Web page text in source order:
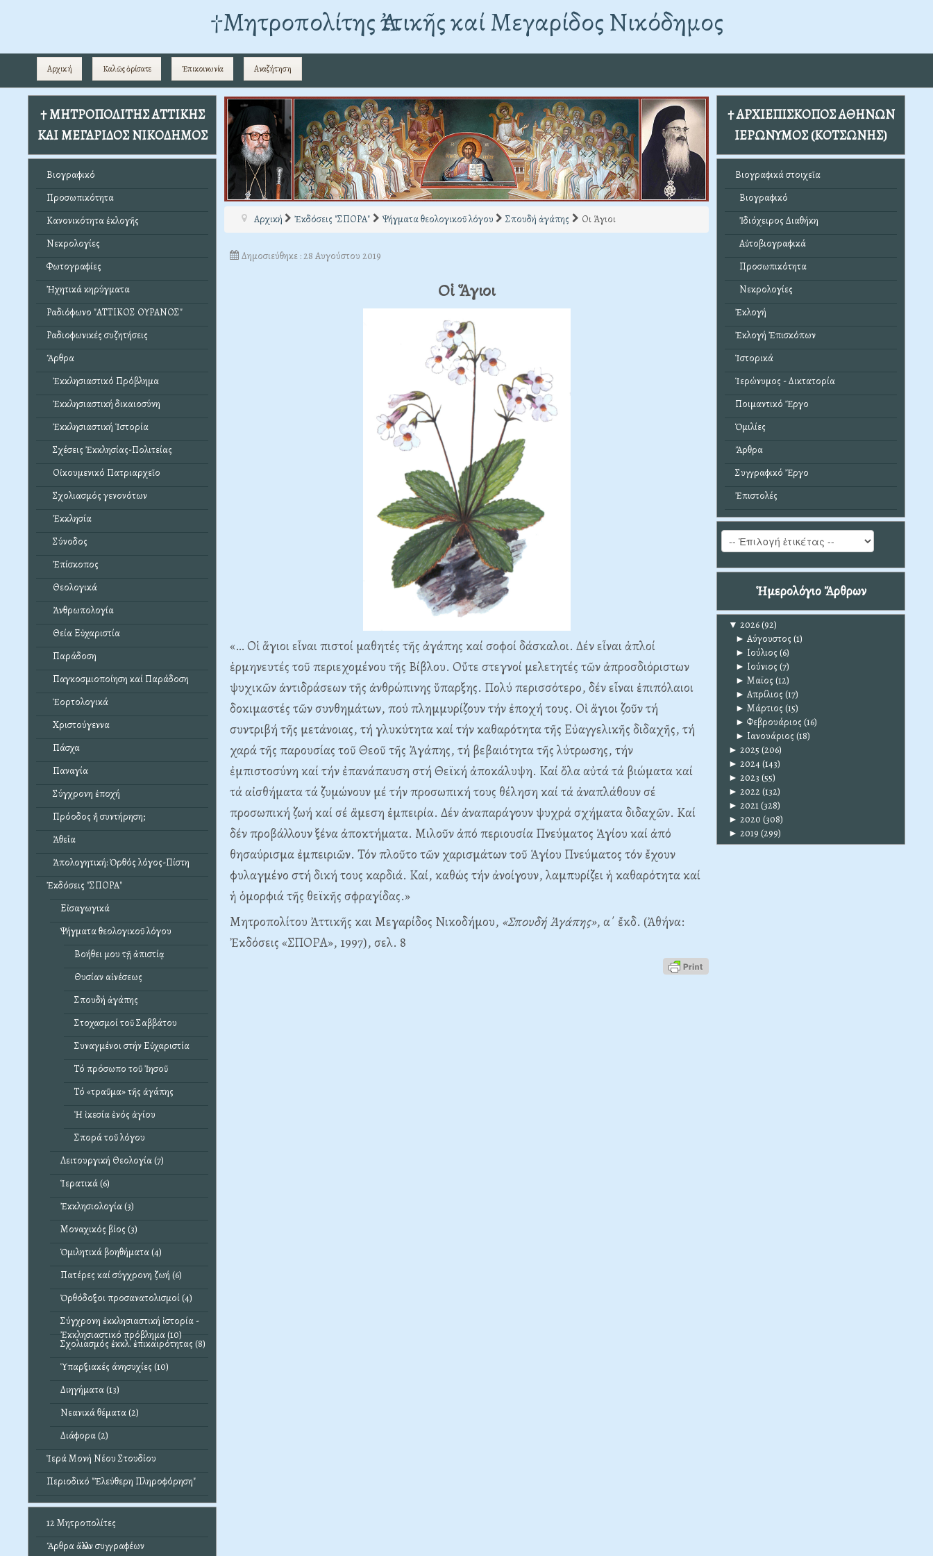
†Mητροπολίτης Ἀττικῆς καί Μεγαρίδος Νικόδημος
Αρχική Καλῶς ὁρίσατε Ἐπικοινωνία Αναζήτηση
† ΜΗΤΡΟΠΟΛΙΤΗΣ ΑΤΤΙΚΗΣ
ΚΑΙ ΜΕΓΑΡΙΔΟΣ ΝΙΚΟΔΗΜΟΣ
Βιογραφικό
Προσωπικότητα
Κανονικότητα ἐκλογῆς
Νεκρολογίες
Φωτογραφίες
Ἠχητικά κηρύγματα
Ραδιόφωνο "ΑΤΤΙΚΟΣ ΟΥΡΑΝΟΣ"
Ραδιοφωνικές συζητήσεις
Ἄρθρα
Ἐκκλησιαστικό Πρόβλημα
Ἐκκλησιαστική δικαιοσύνη
Ἐκκλησιαστική Ἱστορία
Σχέσεις Ἐκκλησίας-Πολιτείας
Οἰκουμενικό Πατριαρχεῖο
Σχολιασμός γενονότων
Ἐκκλησία
Σύνοδος
Ἐπίσκοπος
Θεολογικά
Ἀνθρωπολογία
Θεία Εὐχαριστία
Παράδοση
Παγκοσμιοποίηση καί Παράδοση
Ἑορτολογικά
Χριστούγεννα
Πάσχα
Παναγία
Σύγχρονη ἐποχή
Πρόοδος ἤ συντήρηση;
Ἀθεΐα
Ἀπολογητική: Ὀρθός λόγος-Πίστη
Ἐκδόσεις "ΣΠΟΡΑ"
Εἰσαγωγικά
Ψήγματα θεολογικοῦ λόγου
Βοήθει μου τῇ ἀπιστίᾳ
Θυσίαν αἰνέσεως
Σπουδή ἀγάπης
Στοχασμοί τοῦ Σαββάτου
Συναγμένοι στήν Εὐχαριστία
Τό πρόσωπο τοῦ Ἰησοῦ
Τό «τραῦμα» τῆς ἀγάπης
Ἡ ἱκεσία ἑνός ἁγίου
Σπορά τοῦ λόγου
Λειτουργική Θεολογία (7)
Ἱερατικά (6)
Ἐκκλησιολογία (3)
Μοναχικός βίος (3)
Ὁμιλητικά βοηθήματα (4)
Πατέρες καί σύγχρονη ζωή (6)
Ὀρθόδοξοι προσανατολισμοί (4)
Σύγχρονη ἐκκλησιαστική ἱστορία -
Ἐκκλησιαστικό πρόβλημα (10)
Σχολιασμός ἐκκλ. ἐπικαιρότητας (8)
Ὑπαρξιακές άνησυχίες (10)
Διηγήματα (13)
Νεανικά θέματα (2)
Διάφορα (2)
Ἱερά Μονή Νέου Στουδίου
Περιοδικό "Ἐλεύθερη Πληροφόρηση"
12 Μητροπολίτες
Ἄρθρα ἄλλων συγγραφέων
Αρχική Ἐκδόσεις "ΣΠΟΡΑ" Ψήγματα θεολογικοῦ λόγου Σπουδή ἀγάπης Οι Άγιοι
Δημοσιεύθηκε : 28 Αυγούστου 2019
Οἱ Ἅγιοι
«… Οἱ ἅγιοι εἶναι πιστοί μαθητές τῆς ἀγάπης καί σοφοί δάσκαλοι. Δέν εἶναι ἁπλοί
ἑρμηνευτές τοῦ περιεχομένου τῆς Βίβλου. Οὔτε στεγνοί μελετητές τῶν ἀπροσδιόριστων
ψυχικῶν ἀντιδράσεων τῆς ἀνθρώπινης ὕπαρξης. Πολύ περισσότερο, δέν εἶναι ἐπιπόλαιοι
δοκιμαστές τῶν συνθημάτων, πού πλημμυρίζουν τήν ἐποχή τους. Οἱ ἅγιοι ζοῦν τή
συντριβή τῆς μετάνοιας, τή γλυκύτητα καί τήν καθαρότητα τῆς Εὐαγγελικῆς διδαχῆς, τή
χαρά τῆς παρουσίας τοῦ Θεοῦ τῆς Ἀγάπης, τή βεβαιότητα τῆς λύτρωσης, τήν
ἐμπιστοσύνη καί τήν ἐπανάπαυση στή Θεϊκή ἀποκάλυψη. Καί ὅλα αὐτά τά βιώματα καί
τά αἰσθήματα τά ζυμώνουν μέ τήν προσωπική τους θέληση καί τά ἀναπλάθουν σέ
προσωπική ζωή καί σέ ἄμεση ἐμπειρία. Δέν ἀναπαράγουν ψυχρά σχήματα διδαχῶν. Καί
δέν προβάλλουν ξένα ἀποκτήματα. Μιλοῦν ἀπό περιουσία Πνεύματος Ἁγίου καί ἀπό
θησαύρισμα ἐμπειριῶν. Τόν πλοῦτο τῶν χαρισμάτων τοῦ Ἁγίου Πνεύματος τόν ἔχουν
φυλαγμένο στή δική τους καρδιά. Καί, καθώς τήν ἀνοίγουν, λαμπυρίζει ἡ καθαρότητα καί
ἡ ὁμορφιά τῆς θεϊκῆς σφραγίδας.»
Μητροπολίτου Ἀττικῆς και Μεγαρίδος Νικοδήμου, «Σπουδή Ἀγάπης», α΄ ἔκδ. (Ἀθήνα:
Ἐκδόσεις «ΣΠΟΡΑ», 1997), σελ. 8
† ΑΡΧΙΕΠΙΣΚΟΠΟΣ ΑΘΗΝΩΝ
ΙΕΡΩΝΥΜΟΣ (ΚΟΤΣΩΝΗΣ)
Βιογραφικά στοιχεῖα
Βιογραφικό
Ἰδιόχειρος Διαθήκη
Αὐτοβιογραφικά
Προσωπικότητα
Νεκρολογίες
Ἐκλογή
Ἐκλογή Ἐπισκόπων
Ἱστορικά
Ἱερώνυμος - Δικτατορία
Ποιμαντικό Ἔργο
Ὁμιλίες
Ἄρθρα
Συγγραφικό Ἔργο
Ἐπιστολές
Ἡμερολόγιο Ἄρθρων
▼ 2026(92)
► Αύγουστος (1)
► Ιούλιος (6)
► Ιούνιος (7)
► Μαϊος (12)
► Απρίλιος (17)
► Μάρτιος (15)
► Φεβρουάριος (16)
► Ιανουάριος (18)
► 2025 (206)
► 2024(143)
► 2023 (55)
► 2022(132)
► 2021(328)
► 2020 (308)
► 2019 (299)